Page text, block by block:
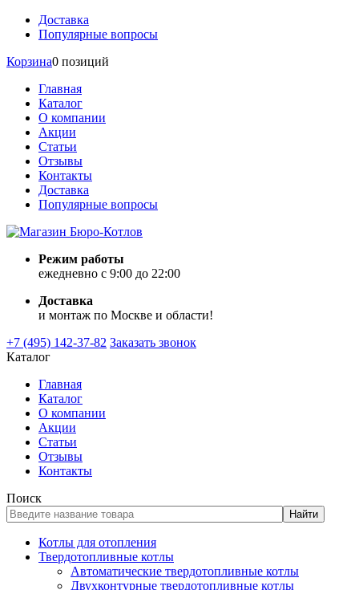
Доставка
Популярные вопросы
Корзина0 позиций
Главная
Каталог
О компании
Акции
Статьи
Отзывы
Контакты
Доставка
Популярные вопросы
Режим работы
ежедневно с 9:00 до 22:00
Доставка
и монтаж по Москве и области!
+7 (495) 142-37-82 Заказать звонок
Каталог
Главная
Каталог
О компании
Акции
Статьи
Отзывы
Контакты
Поиск
Найти
Котлы для отопления
Твердотопливные котлы
Автоматические твердотопливные котлы
Двухконтурные твердотопливные котлы